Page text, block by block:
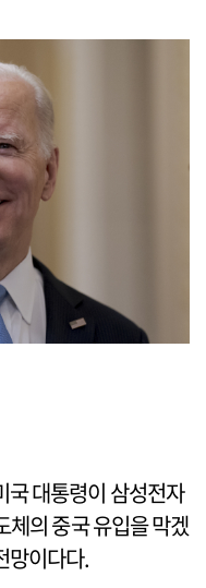
국 대통령이 삼성전자
체의 중국 유입을 막겠
망이다다.